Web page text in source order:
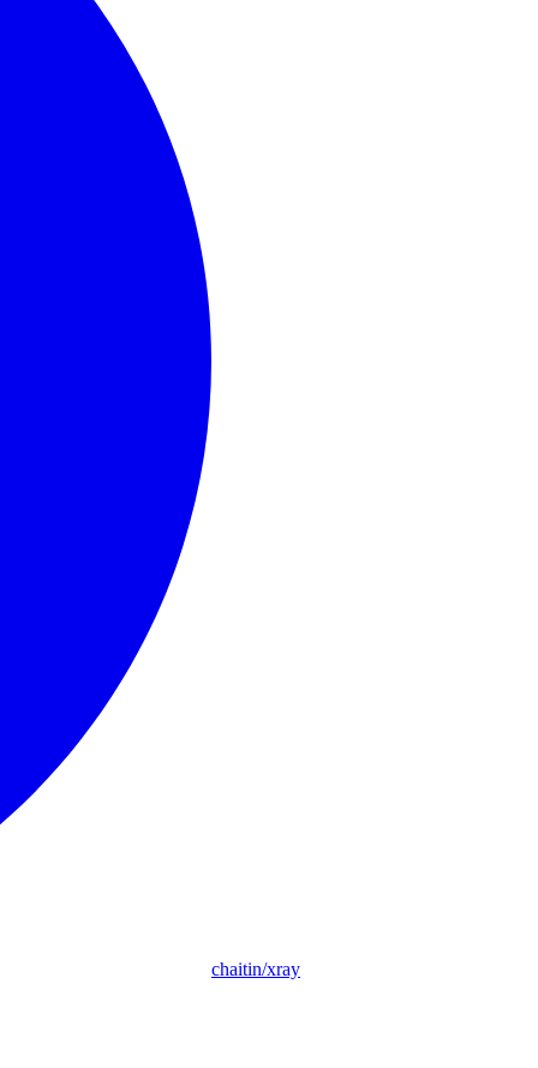
chaitin/xray